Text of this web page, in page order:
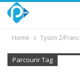
Home Tyson 2/Franc
Parcourir Tag